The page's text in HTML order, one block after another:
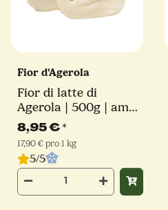
Fior d'Agerola
Fior di latte di
Agerola | 500g | am
Stück
8,95 €*
17,90 € pro 1 kg
5/5